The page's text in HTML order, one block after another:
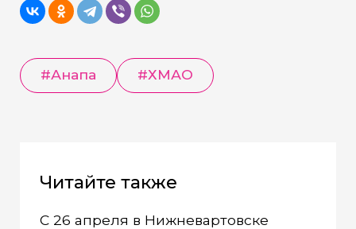
#Анапа #ХМАО
Читайте также
С 26 апреля в Нижневартовске